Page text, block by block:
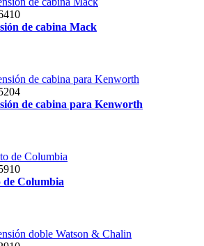
de cabina Mack
de cabina para Kenworth
de Columbia